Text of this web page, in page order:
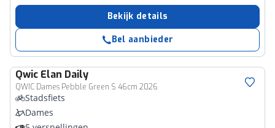
Bekijk details
Bel aanbieder
Qwic Elan Daily
QWIC Dames Pebble Green S 46cm 2026
Stadsfiets
Dames